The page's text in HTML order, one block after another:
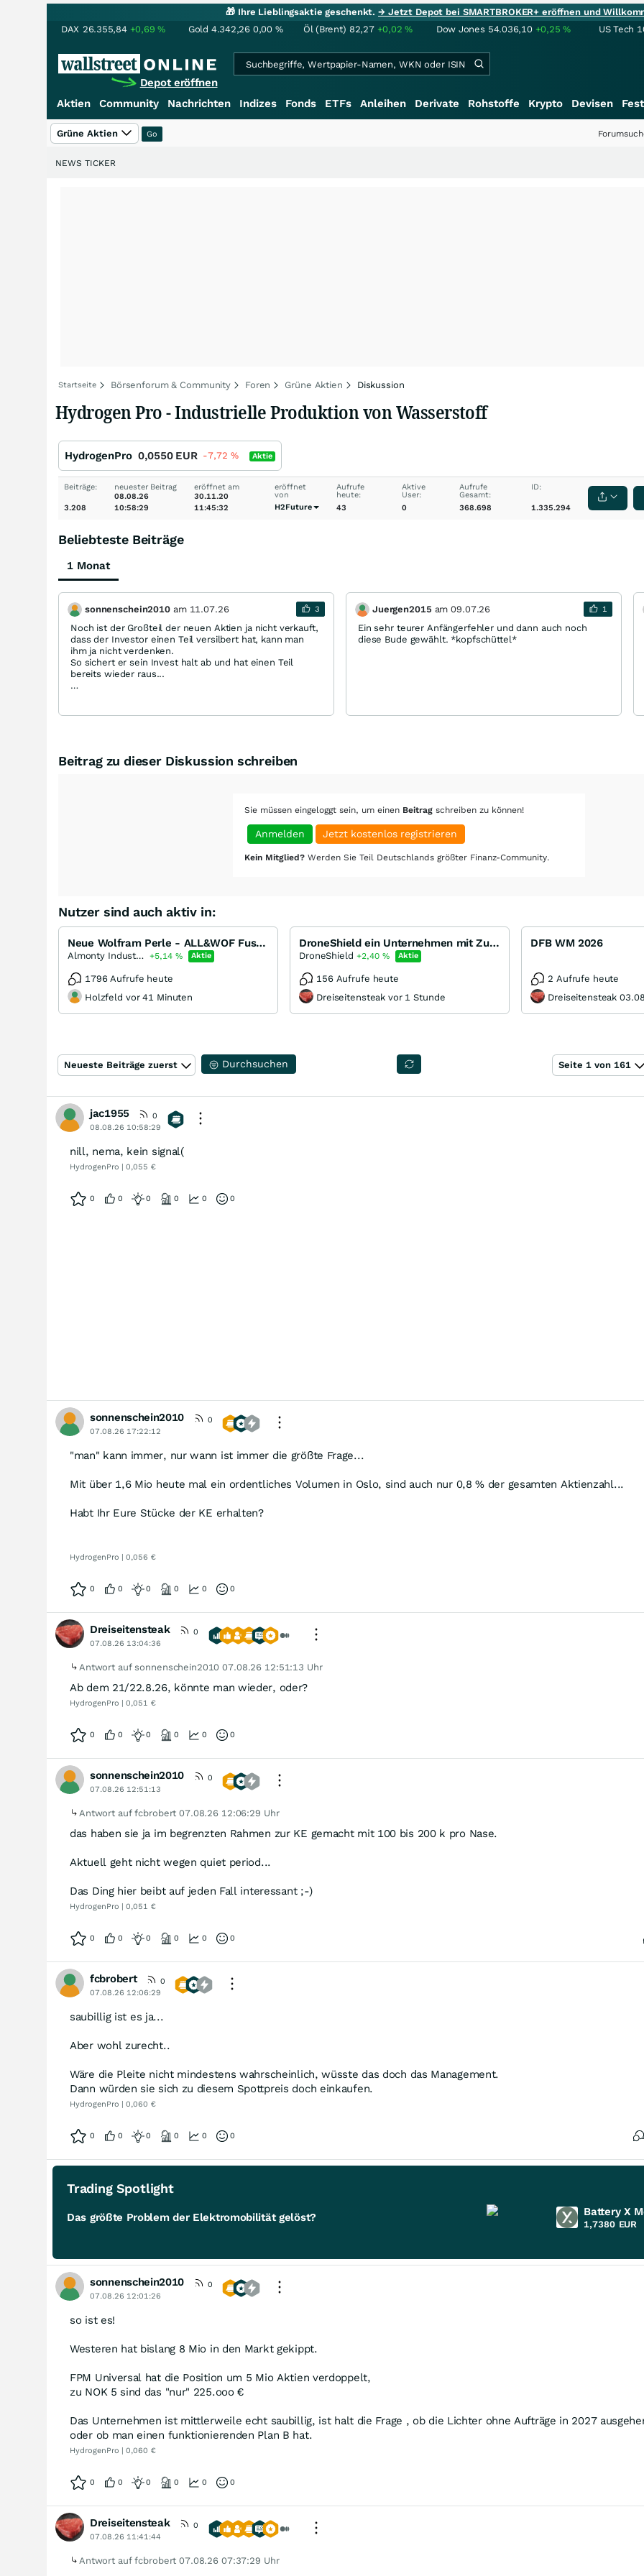
🎁 Ihre Lieblingsaktie geschenkt.→ Jetzt Depot bei SMARTBROKER+ eröffnen und
DAX 26.355,84 +0,69% Gold 4.342,26 0,00 % Öl (Brent) 82,27 +0,02% Dow Jones 54.036,10 +0,25% US Tech
Depot eröffnen
Aktien Community Nachrichten Indizes Fonds ETFs Anleihen Derivate Rohstoffe Krypto Devisen
Grüne Aktien
NEWS TICKER
Startseite Börsenforum & Community Foren Grüne Aktien Diskussion
Hydrogen Pro - Industrielle Produktion von Wasserstoff
HydrogenPro 0,0550 EUR -7,72 % Aktie
Beiträge:
3.208
neuester Beitrag
08.08.26
10:58:29
eröffnet am
30.11.20
11:45:32
eröffnet
von
H2Future
Aufrufe
heute:
43
Aktive
User:
0
Aufrufe
Gesamt:
368.698
ID:
1.335.294
Beliebteste Beiträge
1 Monat
sonnenschein2010 am 11.07.26 3
Noch ist der Großteil der neuen Aktien ja nicht verkauft,
dass der Investor einen Teil versilbert hat, kann man
ihm ja nicht verdenken.
So sichert er sein Invest halt ab und hat einen Teil
bereits wieder raus...
0.232 Bezugsrechte.
Für 10.000 Aktien gibt es 2320 Beszugsrechte x 0.5
Juergen2015 am09.07.26 1
Ein sehr teurer Anfängerfehler und dann auch noch
diese Bude gewählt. *kopfschüttel*
Beitrag zu dieser Diskussion schreiben
Sie müssen eingeloggt sein, um einen Beitrag schreiben zu können!
Anmelden Jetzt kostenlos registrieren
Kein Mitglied? Werden Sie Teil Deutschlands größter Finanz-Community.
Nutzer sind auch aktiv in:
Neue Wolfram Perle - ALL&WOF Fusion
Almonty Industries +5,14 % Aktie
1796 Aufrufe heute
Holzfeld vor 41 Minuten
DroneShield ein Unternehmen mit Zukunft?
DroneShield +2,40 % Aktie
156 Aufrufe heute
Dreiseitensteak vor 1 Stunde
DFB WM 2026
2 Aufrufe heute
Dreiseitensteak
Neueste Beiträge zuerst Durchsuchen Seite 1 von 161
jac1955
0
08.08.26 10:58:29
nill, nema, kein signal(
HydrogenPro | 0,055 €
0 0 0 0 0 0
sonnenschein2010
0
07.08.26 17:22:12
"man" kann immer, nur wann ist immer die größte Frage...
Mit über 1,6 Mio heute mal ein ordentliches Volumen in Oslo, sind auch nur 0,8 % der gesamten Aktienzahl...
Habt Ihr Eure Stücke der KE erhalten?
HydrogenPro | 0,056 €
0 0 0 0 0 0
Dreiseitensteak
0
07.08.26 13:04:36
Antwort auf sonnenschein201007.08.26 12:51:13 Uhr
Ab dem 21/22.8.26, könnte man wieder, oder?
HydrogenPro | 0,051 €
0 0 0 0 0 0
sonnenschein2010
0
07.08.26 12:51:13
Antwort auf fcbrobert07.08.26 12:06:29 Uhr
das haben sie ja im begrenzten Rahmen zur KE gemacht mit 100 bis 200 k pro Nase.
Aktuell geht nicht wegen quiet period...
Das Ding hier beibt auf jeden Fall interessant ;-)
HydrogenPro | 0,051 €
0 0 0 0 0 0
fcbrobert
0
07.08.26 12:06:29
saubillig ist es ja...
Aber wohl zurecht..
Wäre die Pleite nicht mindestens wahrscheinlich, wüsste das doch das Management.
Dann würden sie sich zu diesem Spottpreis doch einkaufen.
HydrogenPro | 0,060 €
0 0 0 0 0 0
Trading Spotlight
Das größte Problem der Elektromobilität gelöst? Battery X
1,7380 EUR
sonnenschein2010
0
07.08.26 12:01:26
so ist es!
Westeren hat bislang 8 Mio in den Markt gekippt.
FPM Universal hat die Position um 5 Mio Aktien verdoppelt,
zu NOK 5 sind das "nur" 225.ooo €
Das Unternehmen ist mittlerweile echt saubillig, ist halt die Frage , ob die Lichter ohne Aufträge in 2027
oder ob man einen funktionierenden Plan B hat.
HydrogenPro | 0,060 €
0 0 0 0 0 0
Dreiseitensteak
0
07.08.26 11:41:44
Antwort auf fcbrobert07.08.26 07:37:29 Uhr